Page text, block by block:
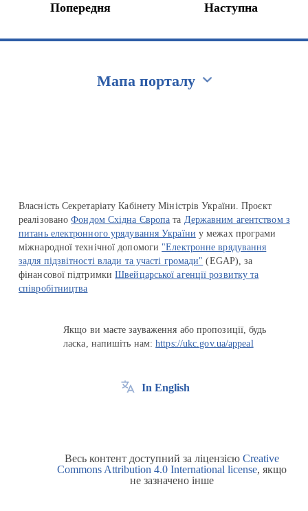
Попередня Наступна
Мапа порталу
Власність Секретаріату Кабінету Міністрів України. Проєкт
реалізованоФондом Східна Європа та Державним агентством з
питань електронного урядування України у межах програми
міжнародної технічної допомоги "Електронне врядування
задля підзвітності влади та участі громади" (EGAP), за
фінансової підтримкиШвейцарської агенції розвитку та
співробітництва
Якщо ви маєте зауваження або пропозиції, будь
ласка, напишіть нам:https://ukc.gov.ua/appeal
In English
Весь контент доступний за ліцензією Creative
Commons Attribution 4.0 International license, якщо
не зазначено інше